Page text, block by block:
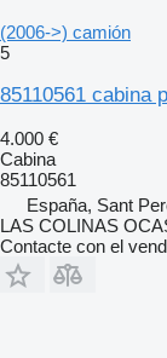
(2006->) camión
5
85110561 cabina
4.000 €
Cabina
85110561
España, Sant
LAS COLINAS
Contacte con el